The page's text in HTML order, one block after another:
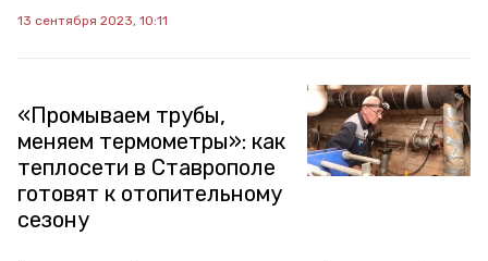
13 сентября 2023, 10:11
«Промываем трубы,
меняем термометры»: как
теплосети в Ставрополе
готовят к отопительному
сезону